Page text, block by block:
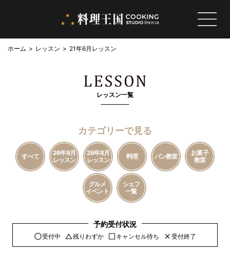
ホーム レッスン 21年6月レッスン
レッスン一覧
カテゴリーで見る
すべて
26年9月
レッスン
26年8月
レッスン
料理 パン教室
お菓子
教室
グルメ
イベント
シェフ
一覧
予約受付状況
受付中 残りわずか キャンセル待ち 受付終了